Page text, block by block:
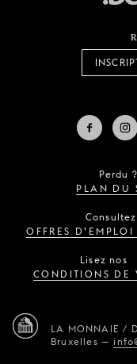
Perdu ?
PLAN DU
OFFRES
Lisez nos
CONDITIONS DE
LA MONNAIE /
Bruxelles —